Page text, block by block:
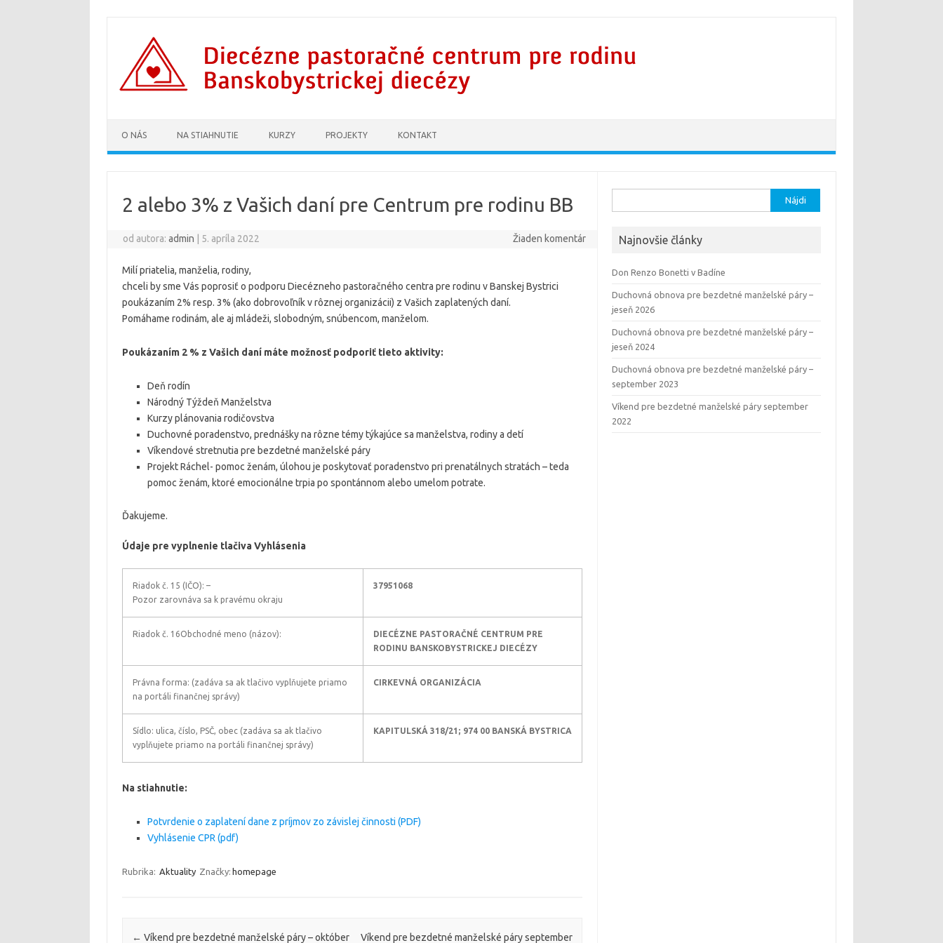
O NÁS NA STIAHNUTIE KURZY PROJEKTY KONTAKT
2 alebo 3% z Vašich daní pre Centrum pre rodinu BB
od autora:admin 5. apríla 2022 Žiaden komentár
Milí priatelia, manželia, rodiny,
chceli by sme Vás poprosiť o podporu Diecézneho pastoračného centra pre rodinu v Banskej Bystrici
poukázaním 2% resp. 3% (ako dobrovoľník v rôznej organizácii) z Vašich zaplatených daní.
Pomáhame rodinám, ale aj mládeži, slobodným, snúbencom, manželom.
Poukázaním 2 % z Vašich daní máte možnosť podporiť tieto aktivity:
Deň rodín
Národný Týždeň Manželstva
Kurzy plánovania rodičovstva
Duchovné poradenstvo, prednášky na rôzne témy týkajúce sa manželstva, rodiny a detí
Víkendové stretnutia pre bezdetné manželské páry
Projekt Ráchel- pomoc ženám, úlohou je poskytovať poradenstvo pri prenatálnych stratách – teda
pomoc ženám, ktoré emocionálne trpia po spontánnom alebo umelom potrate.
Ďakujeme.
Údaje pre vyplnenie tlačiva Vyhlásenia
Riadok č. 15 (IČO): –
Pozor zarovnáva sa k pravému okraju
37951068
Riadok č. 16Obchodné meno (názov):
DIECÉZNE PASTORAČNÉ CENTRUM PRE
RODINU BANSKOBYSTRICKEJ DIECÉZY
Právna forma: (zadáva sa ak tlačivo vyplňujete priamo
na portáli finančnej správy)
CIRKEVNÁ ORGANIZÁCIA
Sídlo: ulica, číslo, PSČ, obec (zadáva sa ak tlačivo
vyplňujete priamo na portáli finančnej správy)
KAPITULSKÁ 318/21; 974 00 BANSKÁ BYSTRICA
Na stiahnutie:
Potvrdenie o zaplatení dane z príjmov zo závislej činnosti (PDF)
Vyhlásenie CPR (pdf)
Rubrika: Aktuality Značky: homepage
Navigácia článkami
← Víkend pre bezdetné manželské páry – október Víkend pre bezdetné manželské páry september
Najnovšie články
Don Renzo Bonetti v Badíne
Duchovná obnova pre bezdetné manželské páry –
jeseň 2026
Duchovná obnova pre bezdetné manželské páry –
jeseň 2024
Duchovná obnova pre bezdetné manželské páry –
september 2023
Víkend pre bezdetné manželské páry september
2022